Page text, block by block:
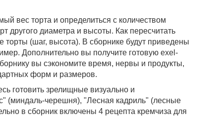
вес торта и определиться с количеством
другого диаметра и высоты. Как пересчитать
(шаг, высота). В сборнике будут приведены
Дополнительно вы получите готовую exel-
вы сэкономите время, нервы и продукты,
форм и размеров.
готовить зрелищные визуально и
(миндаль-черешня), "Лесная кадриль" (лесные
в сборник включены 4 рецепта кремчиза для